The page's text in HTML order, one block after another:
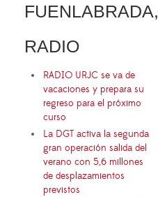
FUENLABRADA,
RADIO
RADIO URJC se va de
vacaciones y prepara su
regreso para el próximo
curso
La DGT activa la segunda
gran operación salida del
verano con 5,6 millones
de desplazamientos
previstos